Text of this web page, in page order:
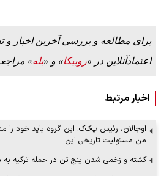
برای مطالعه و بررسی آخرین اخبار و
اعتمادآنلاین در «روبیکا» و «بله»
اخبار مرتبط
اوجالان، رئیس پ‌ک‌ک: این گروه باید خود را
من مسئولیت تاریخی این…
کشته و زخمی شدن پنج تن در حمله ترکیه به